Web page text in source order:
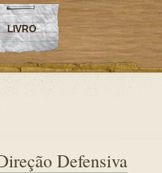
LIVRO
Defensiva